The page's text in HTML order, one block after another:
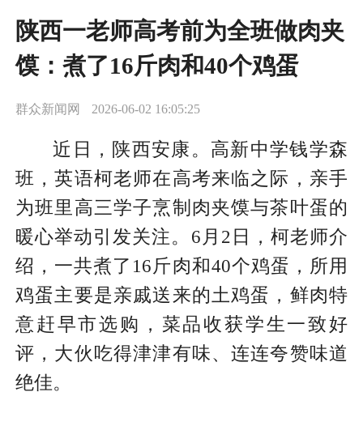
陕西一老师高考前为全班做肉夹
馍：煮了16斤肉和40个鸡蛋
群众新闻网 2026-06-02 16:05:25
近日，陕西安康。高新中学钱学森
班，英语柯老师在高考来临之际，亲手
为班里高三学子烹制肉夹馍与茶叶蛋的
暖心举动引发关注。6月2日，柯老师介
绍，一共煮了16斤肉和40个鸡蛋，所用
鸡蛋主要是亲戚送来的土鸡蛋，鲜肉特
意赶早市选购，菜品收获学生一致好
评，大伙吃得津津有味、连连夸赞味道
绝佳。